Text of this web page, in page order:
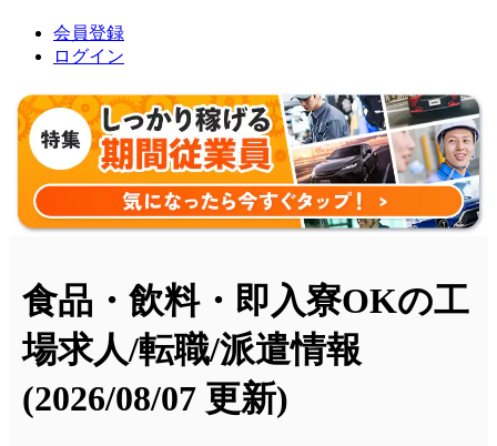
会員登録
ログイン
食品・飲料・即入寮OKの工
場求人/転職/派遣情報
(2026/08/07 更新)